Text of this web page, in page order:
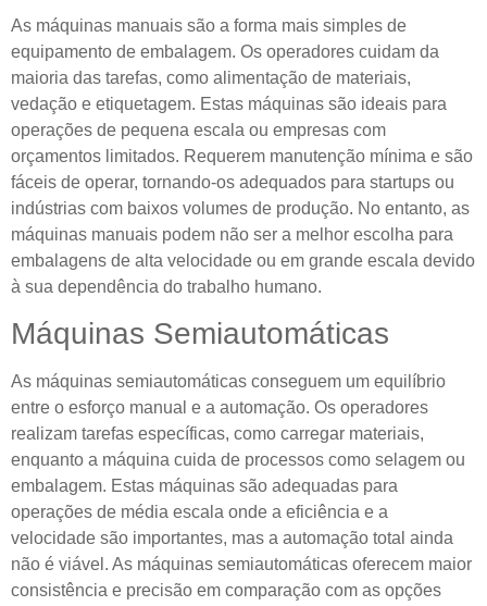
As máquinas manuais são a forma mais simples de
equipamento de embalagem. Os operadores cuidam da
maioria das tarefas, como alimentação de materiais,
vedação e etiquetagem. Estas máquinas são ideais para
operações de pequena escala ou empresas com
orçamentos limitados. Requerem manutenção mínima e são
fáceis de operar, tornando-os adequados para startups ou
indústrias com baixos volumes de produção. No entanto, as
máquinas manuais podem não ser a melhor escolha para
embalagens de alta velocidade ou em grande escala devido
à sua dependência do trabalho humano.
Máquinas Semiautomáticas
As máquinas semiautomáticas conseguem um equilíbrio
entre o esforço manual e a automação. Os operadores
realizam tarefas específicas, como carregar materiais,
enquanto a máquina cuida de processos como selagem ou
embalagem. Estas máquinas são adequadas para
operações de média escala onde a eficiência e a
velocidade são importantes, mas a automação total ainda
não é viável. As máquinas semiautomáticas oferecem maior
consistência e precisão em comparação com as opções